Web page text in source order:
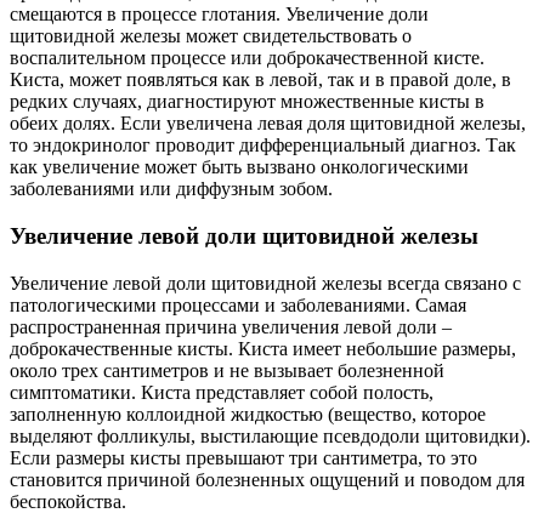
смещаются в процессе глотания. Увеличение доли
щитовидной железы может свидетельствовать о
воспалительном процессе или доброкачественной кисте.
Киста, может появляться как в левой, так и в правой доле, в
редких случаях, диагностируют множественные кисты в
обеих долях. Если увеличена левая доля щитовидной железы,
то эндокринолог проводит дифференциальный диагноз. Так
как увеличение может быть вызвано онкологическими
заболеваниями или диффузным зобом.
Увеличение левой доли щитовидной железы
Увеличение левой доли щитовидной железы всегда связано с
патологическими процессами и заболеваниями. Самая
распространенная причина увеличения левой доли –
доброкачественные кисты. Киста имеет небольшие размеры,
около трех сантиметров и не вызывает болезненной
симптоматики. Киста представляет собой полость,
заполненную коллоидной жидкостью (вещество, которое
выделяют фолликулы, выстилающие псевдодоли щитовидки).
Если размеры кисты превышают три сантиметра, то это
становится причиной болезненных ощущений и поводом для
беспокойства.